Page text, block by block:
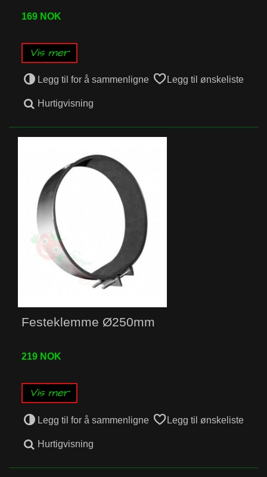
169 NOK
Vis mer
Legg til for å sammenligne Legg til ønskeliste
Hurtigvisning
Festeklemme Ø250mm
219 NOK
Vis mer
Legg til for å sammenligne Legg til ønskeliste
Hurtigvisning